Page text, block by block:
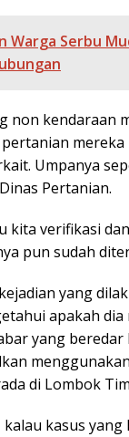
Warga Serbu
non kendaraan
Umpanya
Pertanian.
kita verifikasi
pun sudah
yang
apakah
yang
di Lombok
kalau kasus